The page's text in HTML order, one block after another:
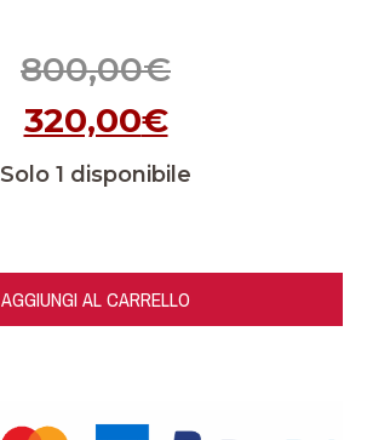
800,00€
320,00€
Solo 1 disponibile
AGGIUNGI AL CARRELLO